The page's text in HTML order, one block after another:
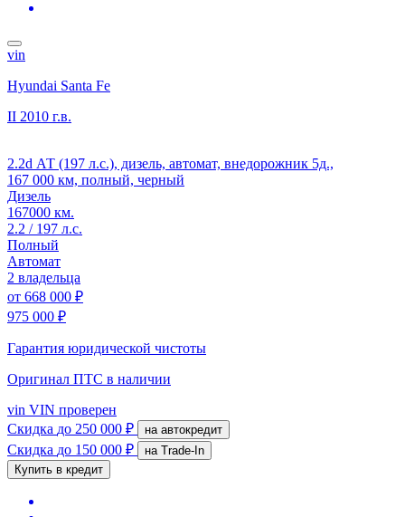
vin
Hyundai Santa Fe
II 2010 г.в.
2.2d АТ (197 л.с.), дизель, автомат, внедорожник 5д.,
167 000 км, полный, черный
Дизель
167000 км.
2.2 / 197 л.с.
Полный
Автомат
2 владельца
от 668 000 ₽
975 000 ₽
Гарантия юридической чистоты
Оригинал ПТС в наличии
vin VIN проверен
Скидка до 250 000 ₽ на автокредит
Скидка до 150 000 ₽
на Trade-In
Купить в кредит